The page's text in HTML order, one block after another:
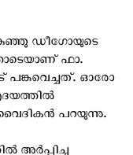
ഡീഗോയുടെ
ഫാ.
പങ്കുവെച്ചത്. ഓരോ
പറയുന്നു.